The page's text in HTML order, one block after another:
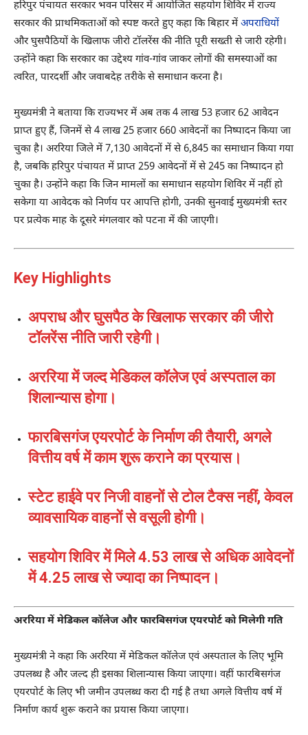
हरिपुर पंचायत सरकार भवन परिसर में आयोजित सहयोग शिविर में राज्य
सरकार की प्राथमिकताओं को स्पष्ट करते हुए कहा कि बिहार मेंअपराधियों
और घुसपैठियों के खिलाफ जीरो टॉलरेंस की नीति पूरी सख्ती से जारी रहेगी।
उन्होंने कहा कि सरकार का उद्देश्य गांव-गांव जाकर लोगों की समस्याओं का
त्वरित, पारदर्शी और जवाबदेह तरीके से समाधान करना है।
मुख्यमंत्री ने बताया कि राज्यभर में अब तक 4 लाख 53 हजार 62 आवेदन
प्राप्त हुए हैं, जिनमें से 4 लाख 25 हजार 660 आवेदनों का निष्पादन किया जा
चुका है। अररिया जिले में 7,130 आवेदनों में से 6,845 का समाधान किया गया
है, जबकि हरिपुर पंचायत में प्राप्त 259 आवेदनों में से 245 का निष्पादन हो
चुका है। उन्होंने कहा कि जिन मामलों का समाधान सहयोग शिविर में नहीं हो
सकेगा या आवेदक को निर्णय पर आपत्ति होगी, उनकी सुनवाई मुख्यमंत्री स्तर
पर प्रत्येक माह के दूसरे मंगलवार को पटना में की जाएगी।
Key Highlights
अपराध और घुसपैठ के खिलाफ सरकार की जीरो
टॉलरेंस नीति जारी रहेगी।
अररिया में जल्द मेडिकल कॉलेज एवं अस्पताल का
शिलान्यास होगा।
फारबिसगंज एयरपोर्ट के निर्माण की तैयारी, अगले
वित्तीय वर्ष में काम शुरू कराने का प्रयास।
स्टेट हाईवे पर निजी वाहनों से टोल टैक्स नहीं, केवल
व्यावसायिक वाहनों से वसूली होगी।
सहयोग शिविर में मिले 4.53 लाख से अधिक आवेदनों
में 4.25 लाख से ज्यादा का निष्पादन।
अररिया में मेडिकल कॉलेज और फारबिसगंज एयरपोर्ट को मिलेगी गति
मुख्यमंत्री ने कहा कि अररिया में मेडिकल कॉलेज एवं अस्पताल के लिए भूमि
उपलब्ध है और जल्द ही इसका शिलान्यास किया जाएगा। वहीं फारबिसगंज
एयरपोर्ट के लिए भी जमीन उपलब्ध करा दी गई है तथा अगले वित्तीय वर्ष में
निर्माण कार्य शुरू कराने का प्रयास किया जाएगा।